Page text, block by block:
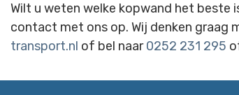
Wilt u weten welke kopwand het beste
contact met ons op. Wij denken graag
transport.nl of bel naar0252 231 295